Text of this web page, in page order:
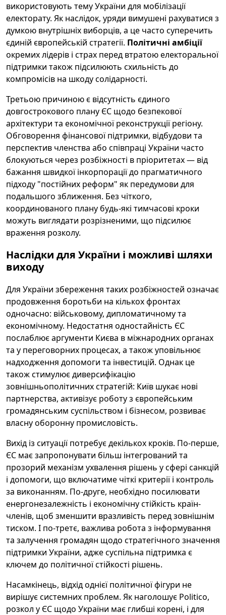
використовують тему України для мобілізації
електорату. Як наслідок, уряди вимушені рахуватися з
думкою внутрішніх виборців, а це часто суперечить
єдиній європейській стратегії. Політичні амбіції
окремих лідерів і страх перед втратою електоральної
підтримки також підсилюють схильність до
компромісів на шкоду солідарності.
Третьою причиною є відсутність єдиного
довгострокового плану ЄС щодо безпекової
архітектури та економічної реконструкції регіону.
Обговорення фінансової підтримки, відбудови та
перспектив членства або співпраці України часто
блокуються через розбіжності в пріоритетах — від
бажання швидкої інкорпорації до прагматичного
підходу "постійних реформ" як передумови для
подальшого зближення. Без чіткого,
координованого плану будь-які тимчасові кроки
можуть виглядати розрізненими, що підсилює
враження розколу.
Наслідки для України і можливі шляхи
виходу
Для України збереження таких розбіжностей означає
продовження боротьби на кількох фронтах
одночасно: військовому, дипломатичному та
економічному. Недостатня одностайність ЄС
послаблює аргументи Києва в міжнародних органах
та у переговорних процесах, а також уповільнює
надходження допомоги та інвестицій. Однак це
також стимулює диверсифікацію
зовнішньополітичних стратегій: Київ шукає нові
партнерства, активізує роботу з європейським
громадянським суспільством і бізнесом, розвиває
власну оборонну промисловість.
Вихід із ситуації потребує декількох кроків. По-перше,
ЄС має запропонувати більш інтегрований та
прозорий механізм ухвалення рішень у сфері санкцій
і допомоги, що включатиме чіткі критерії і контроль
за виконанням. По-друге, необхідно посилювати
енергонезалежність і економічну стійкість країн-
членів, щоб зменшити вразливість перед зовнішнім
тиском. І по-третє, важлива робота з інформування
та залучення громадян щодо стратегічного значення
підтримки України, адже суспільна підтримка є
ключем до політичної стійкості рішень.
Насамкінець, відхід однієї політичної фігури не
вирішує системних проблем. Як наголошує Politico,
розкол у ЄС щодо України має глибші корені, і для